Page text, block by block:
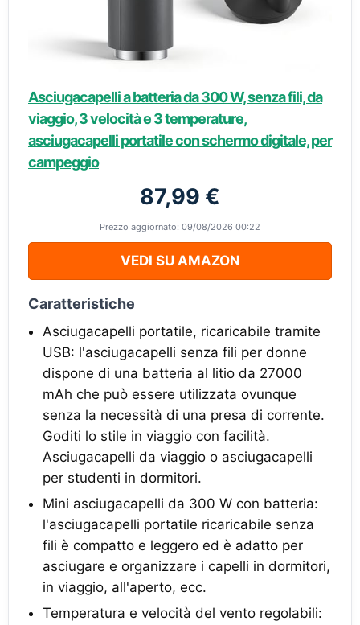
Asciugacapelli a batteria da 300 W, senza fili, da
viaggio, 3 velocità e 3 temperature,
asciugacapelli portatile con schermo digitale, per
campeggio
87,99 €
Prezzo aggiornato: 09/08/2026 00:22
VEDI SU AMAZON
Caratteristiche
Asciugacapelli portatile, ricaricabile tramite
USB: l'asciugacapelli senza fili per donne
dispone di una batteria al litio da 27000
mAh che può essere utilizzata ovunque
senza la necessità di una presa di corrente.
Goditi lo stile in viaggio con facilità.
Asciugacapelli da viaggio o asciugacapelli
per studenti in dormitori.
Mini asciugacapelli da 300 W con batteria:
l'asciugacapelli portatile ricaricabile senza
fili è compatto e leggero ed è adatto per
asciugare e organizzare i capelli in dormitori,
in viaggio, all'aperto, ecc.
Temperatura e velocità del vento regolabili: